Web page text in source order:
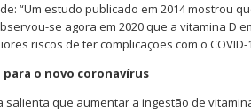
“Um estudo publicado em 2014 mostrou
se agora em 2020 que a vitamina D
riscos de ter complicações com o COVID-
para o novo coronavírus
salienta que aumentar a ingestão de